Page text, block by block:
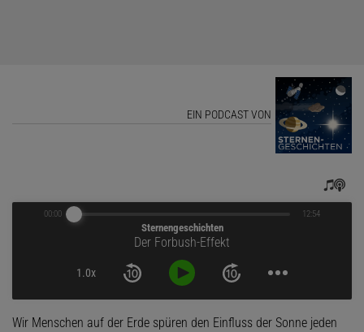
EIN PODCAST VON
Sternengeschichten
Der Forbush-Effekt
1.0x
00:00 12:54
Wir Menschen auf der Erde spüren den Einfluss der Sonne jeden